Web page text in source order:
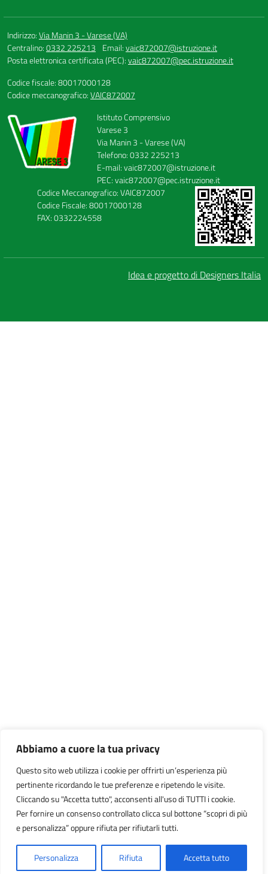
Abbiamo a cuore la tua privacy
Questo sito web utilizza i cookie per offrirti un’esperienza più
pertinente ricordando le tue preferenze e ripetendo le visite.
Cliccando su "Accetta tutto", acconsenti all'uso di TUTTI i cookie.
Per fornire un consenso controllato clicca sul bottone “scopri di più
e personalizza” oppure rifiuta per rifiutarli tutti.
Personalizza Rifiuta Accetta tutto
Indirizzo:Via Manin 3 - Varese (VA)
Centralino:0332 225213 Email:vaic872007@istruzione.it
Posta elettronica certificata (PEC):vaic872007@pec.istruzione.it
Codice fiscale: 80017000128
Codice meccanografico:VAIC872007
Istituto Comprensivo
Varese 3
Via Manin 3 - Varese (VA)
Telefono: 0332 225213
E-mail: vaic872007@istruzione.it
PEC: vaic872007@pec.istruzione.it
Codice Meccanografico: VAIC872007
Codice Fiscale: 80017000128
FAX: 0332224558
Idea e progetto di Designers Italia